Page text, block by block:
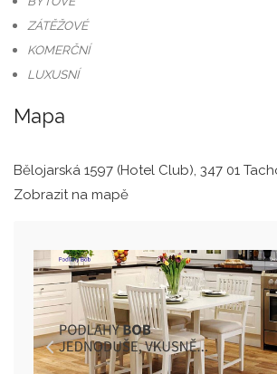
ZÁTĚŽOVÉ
KOMERČNÍ
LUXUSNÍ
Mapa
Bělojarská 1597 (Hotel Club), 347 01
Zobrazit na mapě